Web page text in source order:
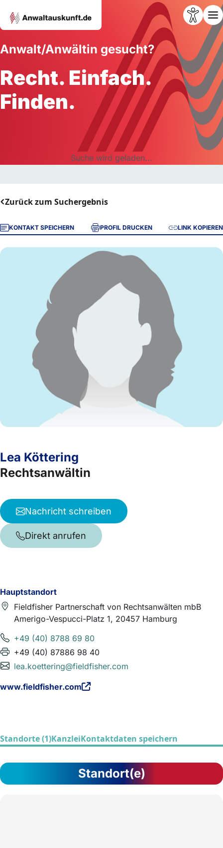
Anwalt/Anwältin gesucht?
Recht. Einfach.
Finden.
Suche wird geladen...
Zurück zum Suchergebnis
KONTAKT SPEICHERN PROFIL DRUCKEN LINK KOPIEREN
Hauptstandort
Fieldfisher Partnerschaft von Rechtsanwälten mbB
Amerigo-Vespucci-Platz 1, 20457 Hamburg
+49 (40) 8788 69 80
+49 (40) 87886 98 40
lea.koettering@fieldfisher.com
www.fieldfisher.com
Lea Köttering
Rechtsanwältin
Nachricht schreiben
Direkt anrufen
Standorte (1)KanzleiKontaktdaten speichern
Standort(e)